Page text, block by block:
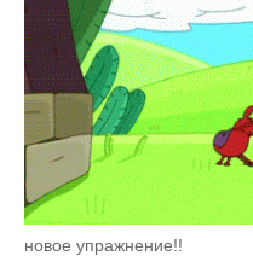
новое упражнение!!